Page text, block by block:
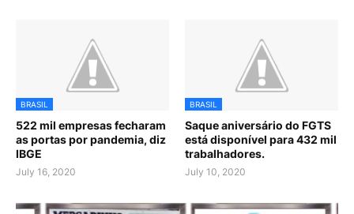
BRASIL
522 mil empresas fecharam
as portas por pandemia, diz
IBGE
July 16, 2020
BRASIL
Saque aniversário do FGTS
está disponível para 432 mil
trabalhadores.
July 10, 2020